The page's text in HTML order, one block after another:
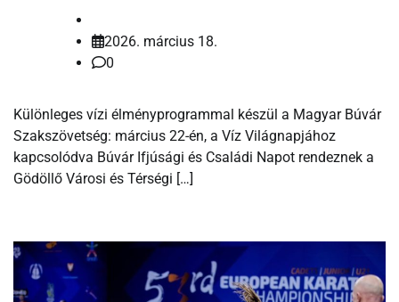
2026. március 18.
0
Különleges vízi élményprogrammal készül a Magyar Búvár
Szakszövetség: március 22-én, a Víz Világnapjához
kapcsolódva Búvár Ifjúsági és Családi Napot rendeznek a
Gödöllő Városi és Térségi […]